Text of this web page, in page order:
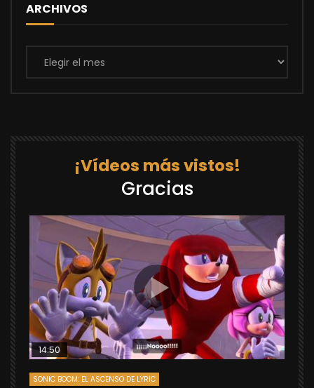
ARCHIVOS
Archivos
¡Vídeos más vistos!
Gracias
14:50
SONIC BOOM: EL ASCENSO DE LYRIC